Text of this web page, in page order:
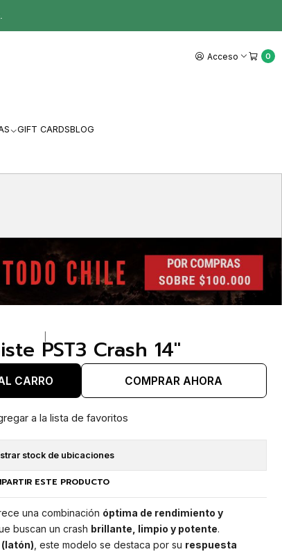
Acceso 0
GIFT CARDSBLOG
PST3 Crash 14''
CARRO COMPRAR AHORA
a la lista de favoritos
stock de ubicaciones
ESTE PRODUCTO
una combinación óptima de rendimiento y
buscan un crash brillante, limpio y potente.
, este modelo se destaca por su respuesta